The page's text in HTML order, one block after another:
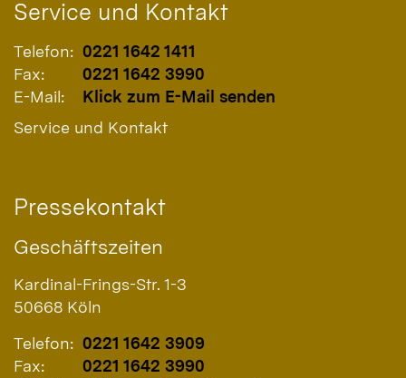
Service und Kontakt
Telefon: 0221 1642 1411
Fax:
0221 1642 3990
E-Mail:
Klick zum E-Mail senden
Service und Kontakt
Pressekontakt
Geschäftszeiten
Kardinal-Frings-Str. 1-3
50668 Köln
Telefon: 0221 1642 3909
Fax:
0221 1642 3990